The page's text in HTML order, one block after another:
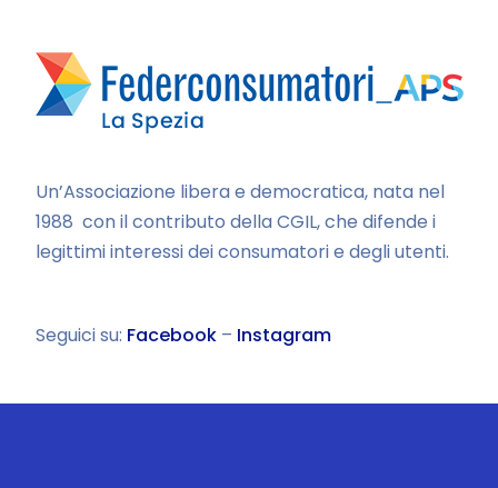
Un’Associazione libera e democratica, nata nel
1988 con il contributo della CGIL, che difende i
legittimi interessi dei consumatori e degli utenti.
Seguici su: Facebook – Instagram